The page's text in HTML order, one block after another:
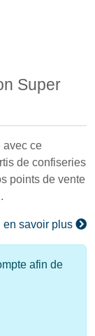
Super
avec ce
de confiseries
points de vente
en savoir plus
afin de